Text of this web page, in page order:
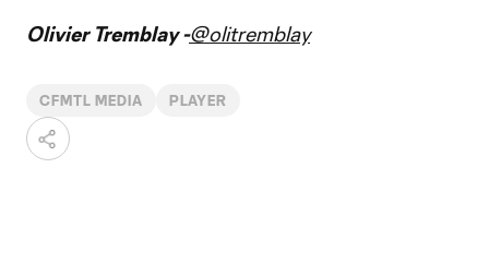
Olivier Tremblay -@olitremblay
CFMTL MEDIA PLAYER